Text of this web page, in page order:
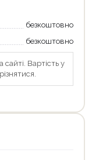
безкоштовно
безкоштовно
сайті. Вартість у